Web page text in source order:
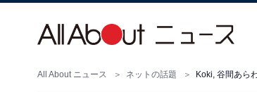
All About ニュース ネットの話題 Koki, 谷間あら